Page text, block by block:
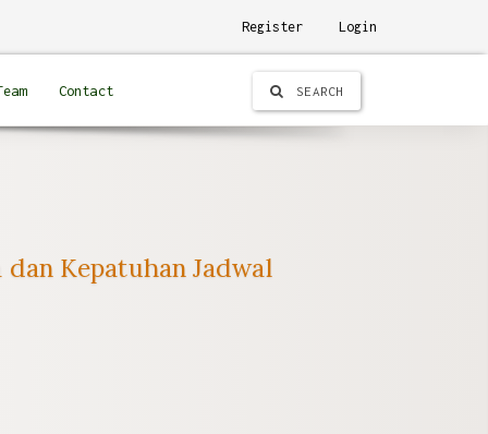
Register Login
Contact SEARCH
Kepatuhan Jadwal